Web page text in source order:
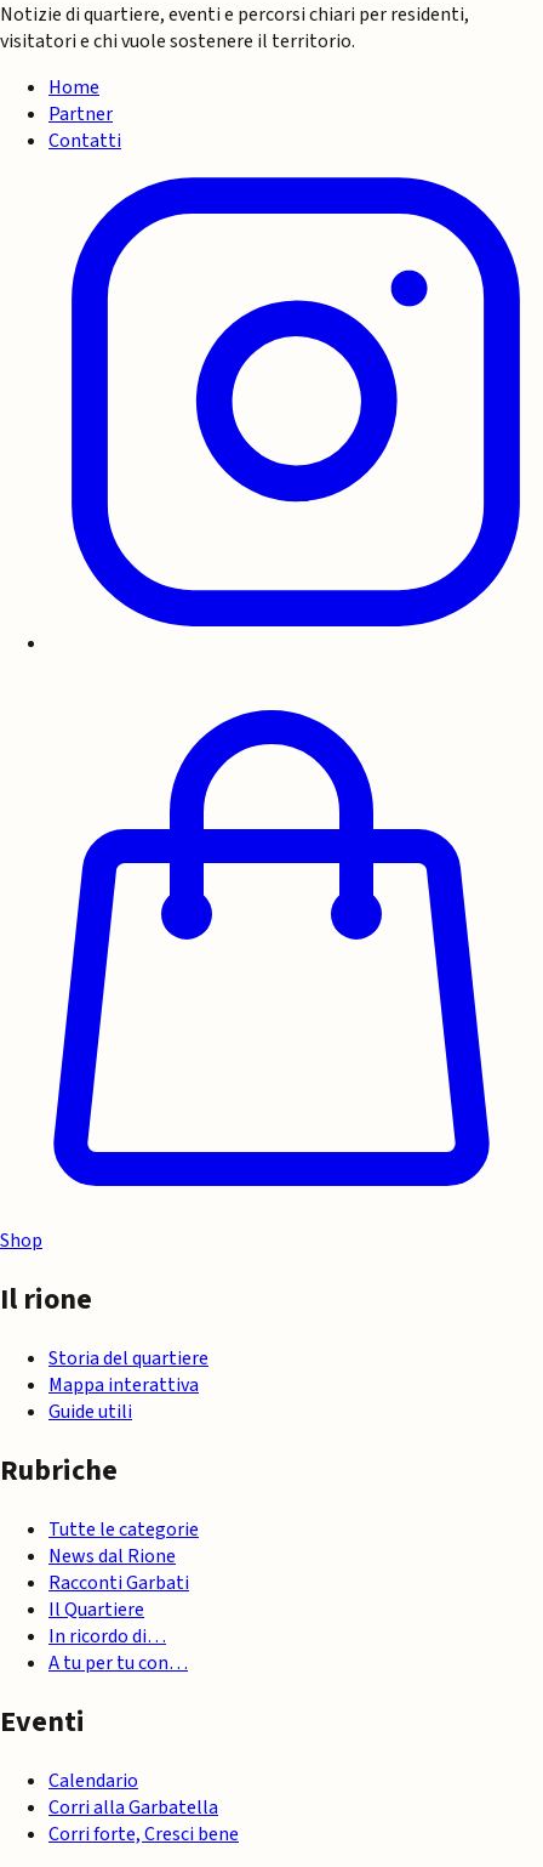
Notizie di quartiere, eventi e percorsi chiari per residenti,
visitatori e chi vuole sostenere il territorio.
Home
Partner
Contatti
Shop
Il rione
Storia del quartiere
Mappa interattiva
Guide utili
Rubriche
Tutte le categorie
News dal Rione
Racconti Garbati
Il Quartiere
In ricordo di…
A tu per tu con…
Eventi
Calendario
Corri alla Garbatella
Corri forte, Cresci bene